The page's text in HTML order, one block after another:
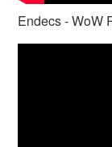
Endecs - WoW